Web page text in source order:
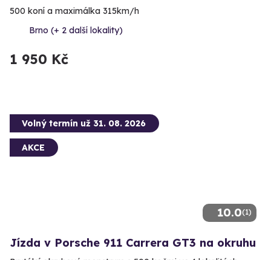
500 koní a maximálka 315km/h
Brno (+ 2 další lokality)
1 950 Kč
10.0(1)
Volný termín už 31. 08. 2026
AKCE
Jízda v Porsche 911 Carrera GT3 na okruhu